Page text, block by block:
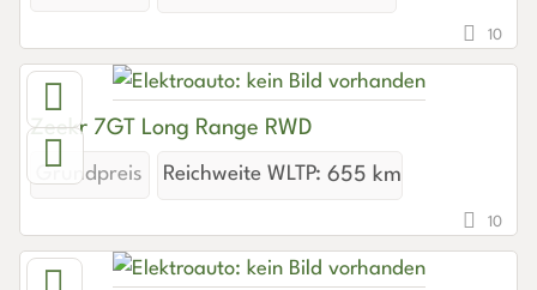
10
Zeekr 7GT Long Range RWD
Grundpreis Reichweite WLTP: 655 km
10